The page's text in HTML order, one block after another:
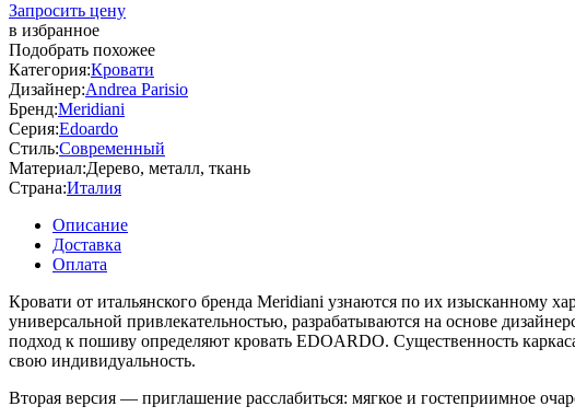
Запросить цену
в избранное
Подобрать похожее
Категория:Кровати
Дизайнер:Andrea Parisio
Бренд:Meridiani
Серия:Edoardo
Стиль:Современный
Материал:Дерево, металл, ткань
Страна:Италия
Описание
Доставка
Оплата
Кровати от итальянского бренда Meridiani узнаются по их изысканному
универсальной привлекательностью, разрабатываются на основе
подход к пошиву определяют кровать EDOARDO. Существенность
свою индивидуальность.
Вторая версия — приглашение расслабиться: мягкое и гостеприимное